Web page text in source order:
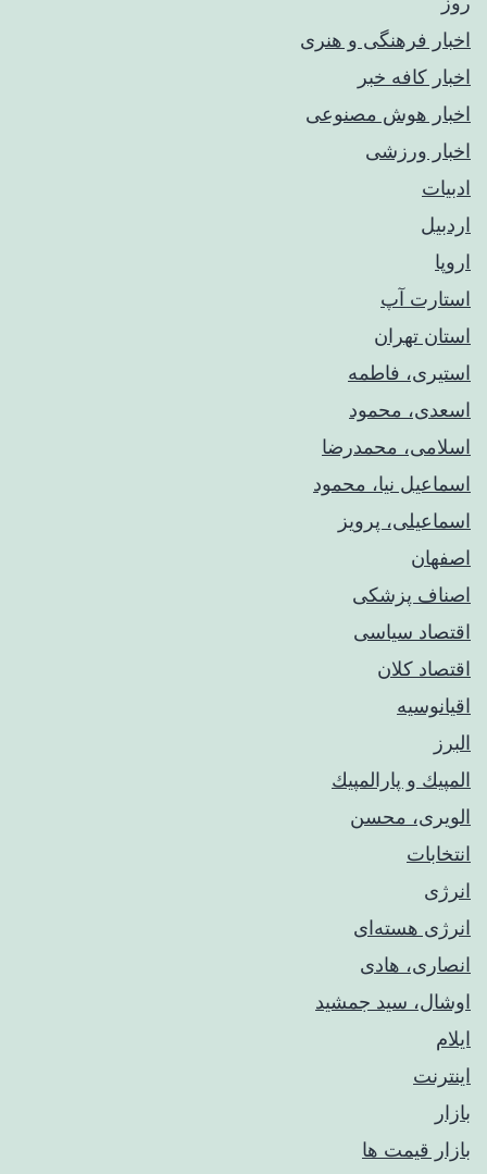
اخبار فرهنگی و هنری
اخبار کافه خبر
اخبار هوش مصنوعی
اخبار ورزشی
ادبیات
اردبیل
اروپا
استارت آپ
استان تهران
استیری، فاطمه
اسعدی، محمود
اسلامی، محمدرضا
اسماعیل نیا، محمود
اسماعیلی، پرویز
اصفهان
اصناف پزشکی
اقتصاد سیاسی
اقتصاد کلان
اقیانوسیه
البرز
المپيك و پارالمپيك
الویری، محسن
انتخابات
انرژی
انرژی هسته‌ای
انصاری، هادی
اوشال، سید جمشید
ایلام
اینترنت
بازار
بازار قیمت ها